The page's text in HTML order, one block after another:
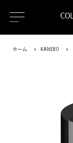
ホーム KANEBO